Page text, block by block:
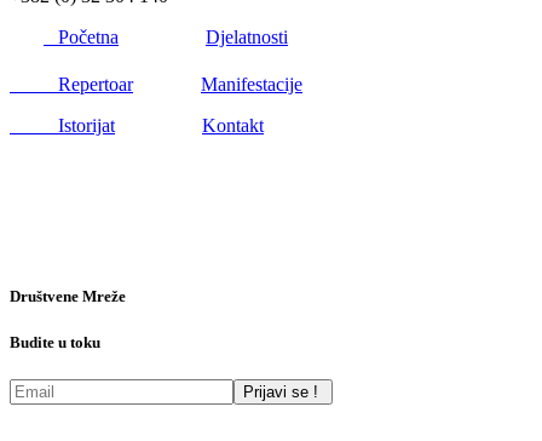
Početna
Djelatnosti
Repertoar
Manifestacije
Istorijat
Kontakt
Društvene Mreže
Budite u toku